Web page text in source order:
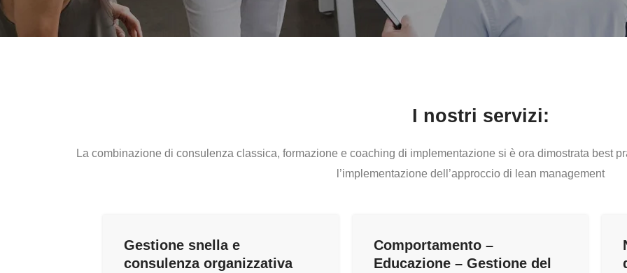
I nostri servizi:
La combinazione di consulenza classica, formazione e coaching di implementazione si è ora dimostrata best
l’implementazione dell’approccio di lean management
Gestione snella e
consulenza organizzativa
Comportamento –
Educazione – Gestione del